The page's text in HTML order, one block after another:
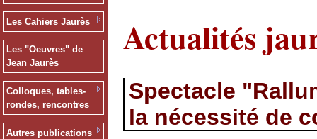
Les Cahiers Jaurès
Les "Oeuvres" de
Jean Jaurès
Colloques, tables-
rondes, rencontres
Autres publications
Actualités
Spectacle
la nécessité de